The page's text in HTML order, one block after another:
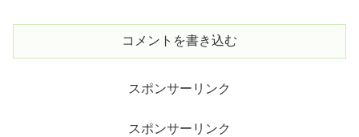
コメントを書き込む
スポンサーリンク
スポンサーリンク